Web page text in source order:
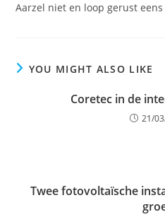
Aarzel niet en loop gerust
YOU MIGHT ALSO LIKE
Coretec in de
21/
Twee fotovoltaïsche